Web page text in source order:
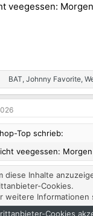
veegessen:
BAT, Johnny Favorite,
Top schrieb:
veegessen:
diese Inhalte
Cookies.
weitere Informationen
Cookies